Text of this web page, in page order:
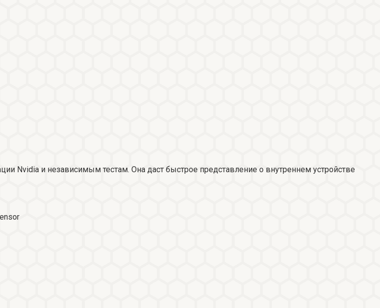
Nvidia и независимым тестам. Она даст быстрое представление о внутреннем устройстве